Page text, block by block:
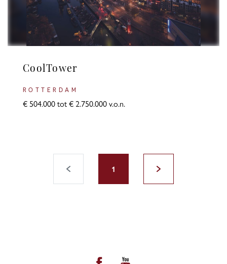
CoolTower
ROTTERDAM
€ 504.000 tot € 2.750.000 v.o.n.
1